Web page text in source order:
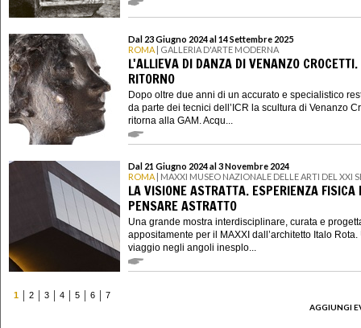
Dal 23 Giugno 2024 al 14 Settembre 2025
ROMA | GALLERIA D'ARTE MODERNA
L'ALLIEVA DI DANZA DI VENANZO
RITORNO
Dopo oltre due anni di un accurato e specialistico
da parte dei tecnici dell’ICR la scultura di Venanzo
ritorna alla GAM. Acqu...
Dal 21 Giugno 2024 al 3 Novembre 2024
ROMA | MAXXI MUSEO NAZIONALE DELLE ARTI DEL XXI
LA VISIONE ASTRATTA. ESPERIENZA FISICA
PENSARE ASTRATTO
Una grande mostra interdisciplinare, curata e
appositamente per il MAXXI dall’architetto Italo Rota.
viaggio negli angoli inesplo...
1 2 3 4 5 6
7
AGGIUNGI